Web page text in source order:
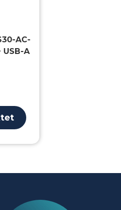
AC-
USB-A